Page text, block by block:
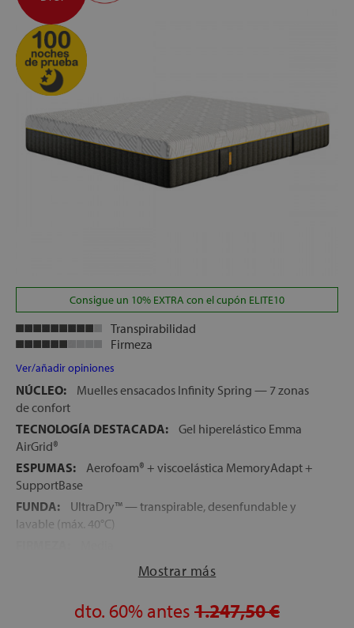
que confiere una mayor estabilidad al conjunto y le
proporciona una mayor duración y resistencia al paso del
tiempo
CONFORT SYSTEM+®
presiones del colchón, se ha añadido sobre la carcasa de
muelles ensacados un bloque de espumación de alta
densidad, conocida como Confort System, que permite
una mejor distribución del peso corporal a lo largo de toda
la base de descanso
ENVÍO, MONTAJE Y RETIRADA DEL ANTIGUO
Consigue un 10% EXTRA con el cupón ELITE10
Transpirabilidad
Firmeza
Ver/añadir opiniones
NÚCLEO:
Muelles ensacados Infinity Spring — 7 zonas
de confort
TECNOLOGÍA DESTACADA:
Gel hiperelástico Emma
AirGrid®
ESPUMAS:
Aerofoam® + viscoelástica MemoryAdapt +
SupportBase
FUNDA:
UltraDry™ — transpirable, desenfundable y
lavable (máx. 40°C)
PESO RECOMENDADO: Óptimo entre 60 y 100 kg por
Mostrar más
dto. 60% antes 1.247,50 €